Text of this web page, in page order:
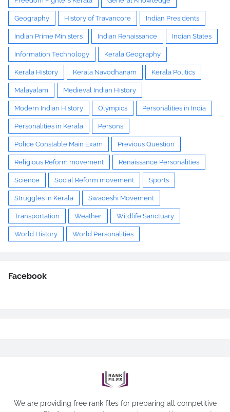
Geography History of Travancore Indian Presidents
Indian Prime Ministers Indian Renaissance Indian States
Information Technology Kerala Geography
Kerala History Kerala Navodhanam Kerala Politics
Malayalam Medieval Indian History
Modern Indian History Olympics Personalities in India
Personalities in Kerala Persons
Police Constable Main Exam Previous Question
Religious Reform movement Renaissance Personalities
Science Social Reform movement Sports
Struggles in Kerala Swadeshi Movement
Transportation Weather Wildlife Sanctuary
World History World Personalities
Facebook
We are providing free rank files for preparing all competitive